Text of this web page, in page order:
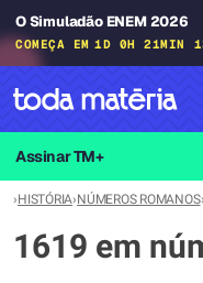
O Simuladão ENEM 2026
COMEÇA EM 1D 0H 21MIN
Assinar TM+
›HISTÓRIA›NÚMEROS ROMANOS›
1619 em